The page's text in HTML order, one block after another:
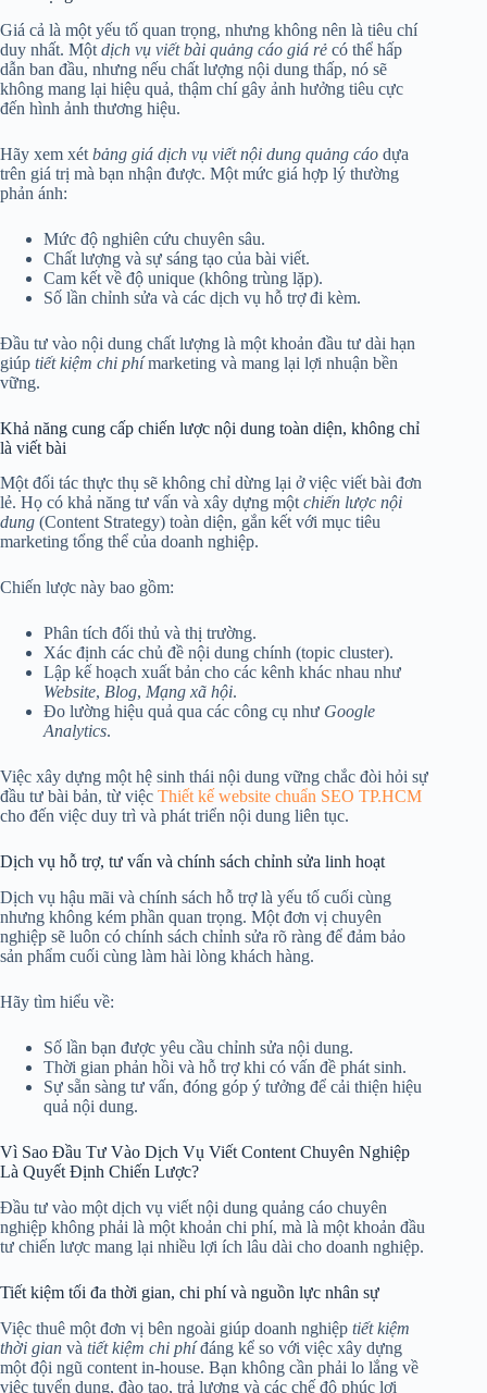
Giá cả là một yếu tố quan trọng, nhưng không nên là tiêu chí
duy nhất. Một dịch vụ viết bài quảng cáo giá rẻ có thể hấp
dẫn ban đầu, nhưng nếu chất lượng nội dung thấp, nó sẽ
không mang lại hiệu quả, thậm chí gây ảnh hưởng tiêu cực
đến hình ảnh thương hiệu.
Hãy xem xét bảng giá dịch vụ viết nội dung quảng cáo dựa
trên giá trị mà bạn nhận được. Một mức giá hợp lý thường
phản ánh:
Mức độ nghiên cứu chuyên sâu.
Chất lượng và sự sáng tạo của bài viết.
Cam kết về độ unique (không trùng lặp).
Số lần chỉnh sửa và các dịch vụ hỗ trợ đi kèm.
Đầu tư vào nội dung chất lượng là một khoản đầu tư dài hạn
giúp tiết kiệm chi phímarketing và mang lại lợi nhuận bền
vững.
Khả năng cung cấp chiến lược nội dung toàn diện, không chỉ
là viết bài
Một đối tác thực thụ sẽ không chỉ dừng lại ở việc viết bài đơn
lẻ. Họ có khả năng tư vấn và xây dựng một chiến lược nội
dung (Content Strategy) toàn diện, gắn kết với mục tiêu
marketing tổng thể của doanh nghiệp.
Chiến lược này bao gồm:
Phân tích đối thủ và thị trường.
Xác định các chủ đề nội dung chính (topic cluster).
Lập kế hoạch xuất bản cho các kênh khác nhau như
Website, Blog, Mạng xã hội.
Đo lường hiệu quả qua các công cụ như Google
Analytics.
Việc xây dựng một hệ sinh thái nội dung vững chắc đòi hỏi sự
đầu tư bài bản, từ việc Thiết kế website chuẩn SEO TP.HCM
cho đến việc duy trì và phát triển nội dung liên tục.
Dịch vụ hỗ trợ, tư vấn và chính sách chỉnh sửa linh hoạt
Dịch vụ hậu mãi và chính sách hỗ trợ là yếu tố cuối cùng
nhưng không kém phần quan trọng. Một đơn vị chuyên
nghiệp sẽ luôn có chính sách chỉnh sửa rõ ràng để đảm bảo
sản phẩm cuối cùng làm hài lòng khách hàng.
Hãy tìm hiểu về:
Số lần bạn được yêu cầu chỉnh sửa nội dung.
Thời gian phản hồi và hỗ trợ khi có vấn đề phát sinh.
Sự sẵn sàng tư vấn, đóng góp ý tưởng để cải thiện hiệu
quả nội dung.
Vì Sao Đầu Tư Vào Dịch Vụ Viết Content Chuyên Nghiệp
Là Quyết Định Chiến Lược?
Đầu tư vào một dịch vụ viết nội dung quảng cáo chuyên
nghiệp không phải là một khoản chi phí, mà là một khoản đầu
tư chiến lược mang lại nhiều lợi ích lâu dài cho doanh nghiệp.
Tiết kiệm tối đa thời gian, chi phí và nguồn lực nhân sự
Việc thuê một đơn vị bên ngoài giúp doanh nghiệp tiết kiệm
thời gian và tiết kiệm chi phíđáng kể so với việc xây dựng
một đội ngũ content in-house. Bạn không cần phải lo lắng về
việc tuyển dụng, đào tạo, trả lương và các chế độ phúc lợi